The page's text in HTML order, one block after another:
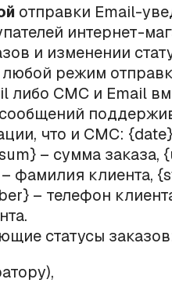
отправки Email-
интернет-
и изменении
режим
либо СМС и Email
что и СМС:
– сумма заказа,
фамилия клиента,
– телефон
статусы